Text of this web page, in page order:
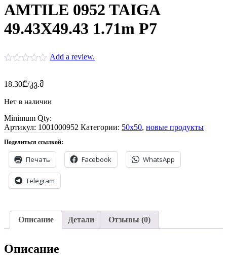
AMTILE 0952 TAIGA
49.43X49.43 1.71m P7
Add a review.
18.30₾/კვ.მ
Нет в наличии
Minimum Qty:
Артикул: 1001000952 Категории: 50x50, новые продукты
Поделиться ссылкой:
Печать Facebook WhatsApp
Telegram
Описание Детали Отзывы (0)
Описание